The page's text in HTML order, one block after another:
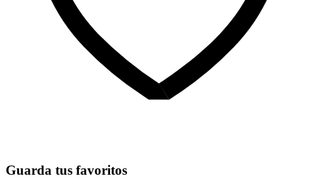
Guarda tus favoritos